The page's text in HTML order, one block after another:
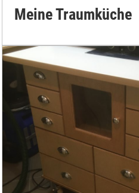
Meine Traumküche